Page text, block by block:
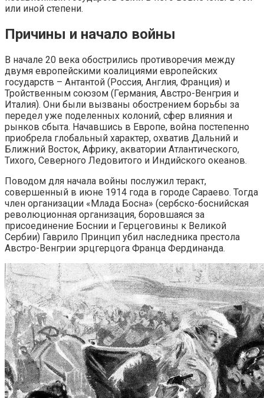
или иной степени.
Причины и начало войны
В начале 20 века обострились противоречия между
двумя европейскими коалициями европейских
государств – Антантой (Россия, Англия, Франция) и
Тройственным союзом (Германия, Австро-Венгрия и
Италия). Они были вызваны обострением борьбы за
передел уже поделенных колоний, сфер влияния и
рынков сбыта. Начавшись в Европе, война постепенно
приобрела глобальный характер, охватив Дальний и
Ближний Восток, Африку, акватории Атлантического,
Тихого, Северного Ледовитого и Индийского океанов.
Поводом для начала войны послужил теракт,
совершенный в июне 1914 года в городе Сараево. Тогда
член организации «Млада Босна» (сербско-боснийская
революционная организация, боровшаяся за
присоединение Боснии и Герцеговины к Великой
Сербии) Гаврило Принцип убил наследника престола
Австро-Венгрии эрцгерцога Франца Фердинанда.